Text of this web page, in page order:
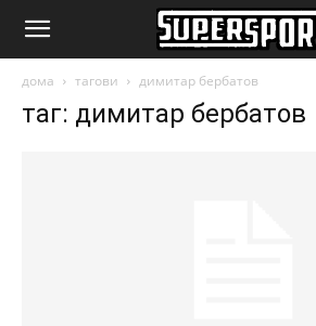
SuperSport.mk
дома тагови димитар бербатов
таг: димитар бербатов